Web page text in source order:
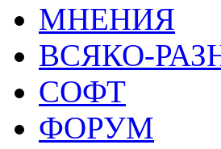
МНЕНИЯ
ВСЯКО-
СОФТ
ФОРУМ